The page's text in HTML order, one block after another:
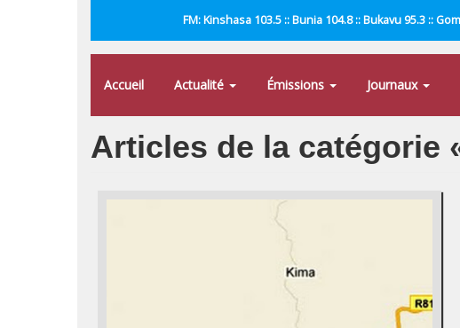
FM: Kinshasa 103.5 :: Bunia 104.8 :: Bukavu 95.3 ::
Accueil Actualité Émissions Journaux
Articles de la catégorie